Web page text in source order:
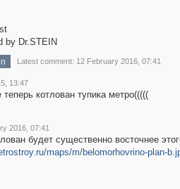
by Dr.STEIN
Latest comment: 12 February 2016, 07:41
13:47
котлован тупика метро(((((
2016, 07:41
будет существенно восточнее
maps/m/belomorhovrino-plan-